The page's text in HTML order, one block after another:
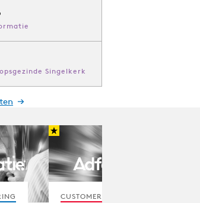
Singelkerk
CUSTOMER EXPERIENCE